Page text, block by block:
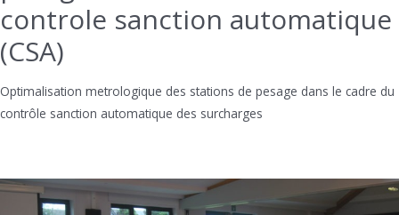
controle sanction automatique
(CSA)
Optimalisation metrologique des stations de pesage dans le cadre du
contrôle sanction automatique des surcharges